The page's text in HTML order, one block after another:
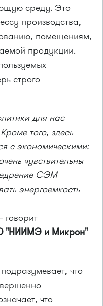
среду. Это
производства,
помещениям,
продукции.
строго
для нас
того, здесь
с экономическими:
чувствительны
СЭМ
энергоемкость
"НИИМЭ и Микрон"
что
что